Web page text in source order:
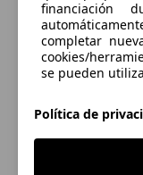
financiación
completar
cookies/
se pueden
Política de